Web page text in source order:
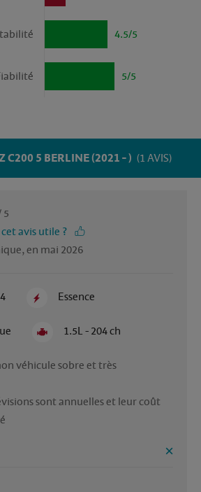
4.5/5
5/5
C200 5 BERLINE (2021 - ) (1 AVIS)
5
avis utile ?
en mai 2026
Essence
1.5L - 204 ch
véhicule sobre et très
sont annuelles et leur coût